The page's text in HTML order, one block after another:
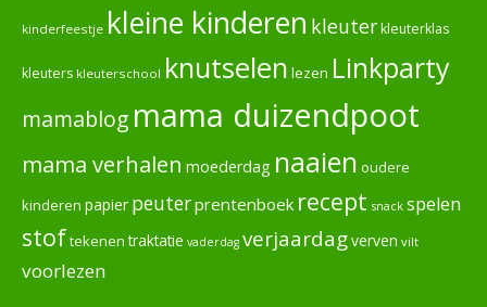
kinderfeestje kleine kinderen kleuterkleuterklas
kleuters kleuterschool knutselen lezen Linkparty
mamablog mama duizendpoot
mama verhalen moederdag naaien oudere
kinderen papier peuterprentenboek recept snack spelen
stoftekenen traktatie vaderdag verjaardagverven vilt
voorlezen